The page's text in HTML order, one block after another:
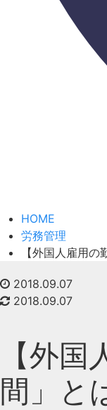
HOME
労務管理
【外国人雇用
2018.09.07
2018.09.07
【外
間」と